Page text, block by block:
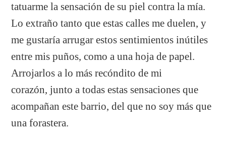
tatuarme la sensación de su piel contra la mía.
Lo extraño tanto que estas calles me duelen, y
me gustaría arrugar estos sentimientos inútiles
entre mis puños, como a una hoja de papel.
Arrojarlos a lo más recóndito de mi
corazón, junto a todas estas sensaciones que
acompañan este barrio, del que no soy más que
una forastera.